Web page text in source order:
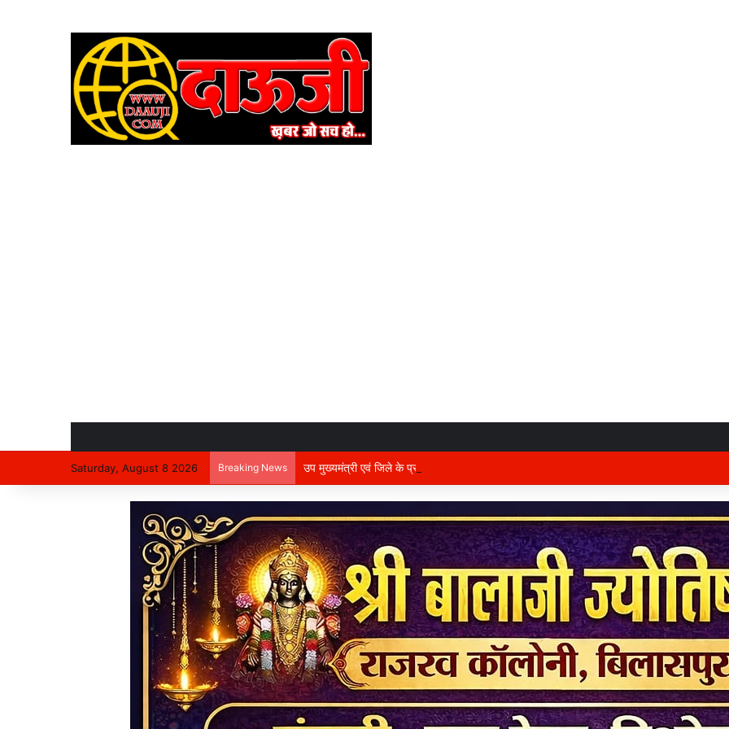
Saturday, August 8 2026 Breaking News उप मुख्यमंत्री एवं जिले के प्रभारी मंत्री अरुण साव कल लेंगे विभागीय योजनाओं और विकास कार्यों की समीक्षा